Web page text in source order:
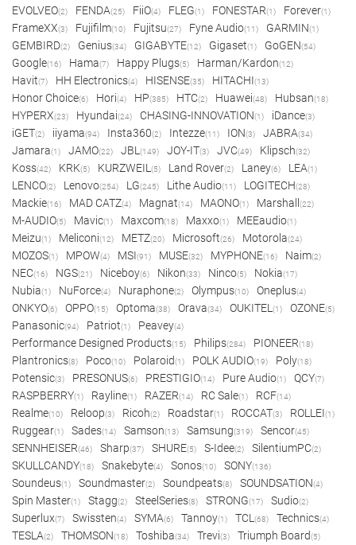
EVOLVEO(2) FENDA(25) FiiO(4) FLEG(1) FONESTAR(1) Forever(1)
FrameXX(3) Fujifilm(10) Fujitsu(27) Fyne Audio(11) GARMIN(1)
GEMBIRD(2) Genius(34) GIGABYTE(12) Gigaset(1) GoGEN(54)
Google(16) Hama(7) Happy Plugs(5) Harman/Kardon(12)
Havit(7) HH Electronics(4) HISENSE(35) HITACHI(13)
Honor Choice(6) Hori(4) HP(385) HTC(2) Huawei(48) Hubsan(18)
HYPERX(23) Hyundai(24) CHASING-INNOVATION(1) iDance(3)
iGET(2) iiyama(94) Insta360(2) Intezze(11) ION(3) JABRA(34)
Jamara(1) JAMO(22) JBL (149) JOY-IT(3) JVC(49) Klipsch(32)
Koss(42) KRK(5) KURZWEIL (5) Land Rover(2) Laney(6) LEA(1)
LENCO(2) Lenovo(254) LG(245) Lithe Audio(11) LOGITECH(28)
Mackie(16) MAD CATZ(4) Magnat(14) MAONO(1) Marshall (22)
M-AUDIO(5) Mavic(1) Maxcom(18) Maxxo(1) MEEaudio(1)
Meizu(1) Meliconi(12) METZ(20) Microsoft(26) Motorola(24)
MOZOS(1) MPOW(4) MSI(91) MUSE(32) MYPHONE(16) Naim(2)
NEC(16) NGS(21) Niceboy(6) Nikon(33) Ninco(5) Nokia(17)
Nubia(1) NuForce(4) Nuraphone(2) Olympus(10) Oneplus(4)
ONKYO(6) OPPO(15) Optoma(38) Orava(34) OUKITEL (1) OZONE(5)
Panasonic(94) Patriot(1) Peavey(4)
Performance Designed Products(15) Philips(284) PIONEER(18)
Plantronics(8) Poco(10) Polaroid(1) POLK AUDIO(19) Poly(18)
Potensic(3) PRESONUS(6) PRESTIGIO(14) Pure Audio(1) QCY(7)
RASPBERRY(1) Rayline(1) RAZER(14) RC Sale(1) RCF(14)
Realme(10) Reloop(3) Ricoh(2) Roadstar(1) ROCCAT(3) ROLLEI(1)
Ruggear(1) Sades(14) Samson(13) Samsung(319) Sencor(45)
SENNHEISER(46) Sharp(37) SHURE(5) S-Idee(2) SilentiumPC(2)
SKULLCANDY(18) Snakebyte(4) Sonos(10) SONY(136)
Soundeus(1) Soundmaster(2) Soundpeats(8) SOUNDSATION(4)
Spin Master(1) Stagg(2) SteelSeries(8) STRONG(17) Sudio(2)
Superlux(7) Swissten(4) SYMA(6) Tannoy(1) TCL (68) Technics(4)
TESLA(2) THOMSON(18) Toshiba(34) Trevi(3) Triumph Board(5)